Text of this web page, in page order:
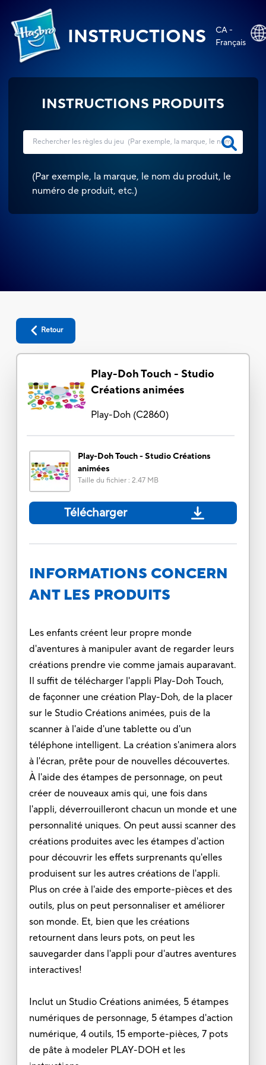
INSTRUCTIONS
CA -
Français
INSTRUCTIONS PRODUITS
(Par exemple, la marque, le nom du produit, le
numéro de produit, etc.)
Retour
Play-Doh Touch - Studio
Créations animées
Play-Doh(C2860)
Play-Doh Touch - Studio Créations
animées
Taille du fichier: 2.47 MB
Télécharger
INFORMATIONS CONCERN
ANT LES PRODUITS
Les enfants créent leur propre monde
d'aventures à manipuler avant de regarder leurs
créations prendre vie comme jamais auparavant.
Il suffit de télécharger l'appli Play-Doh Touch,
de façonner une création Play-Doh, de la placer
sur le Studio Créations animées, puis de la
scanner à l'aide d'une tablette ou d'un
téléphone intelligent. La création s'animera alors
à l'écran, prête pour de nouvelles découvertes.
À l'aide des étampes de personnage, on peut
créer de nouveaux amis qui, une fois dans
l'appli, déverrouilleront chacun un monde et une
personnalité uniques. On peut aussi scanner des
créations produites avec les étampes d'action
pour découvrir les effets surprenants qu'elles
produisent sur les autres créations de l'appli.
Plus on crée à l'aide des emporte-pièces et des
outils, plus on peut personnaliser et améliorer
son monde. Et, bien que les créations
retournent dans leurs pots, on peut les
sauvegarder dans l'appli pour d'autres aventures
interactives!
Inclut un Studio Créations animées, 5 étampes
numériques de personnage, 5 étampes d'action
numérique, 4 outils, 15 emporte-pièces, 7 pots
de pâte à modeler PLAY-DOH et les